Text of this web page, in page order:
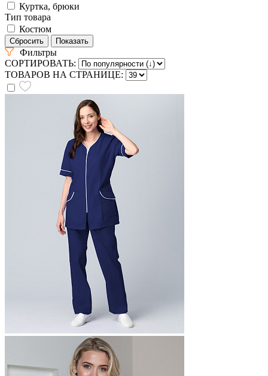
Куртка, брюки
Тип товара
Костюм
Фильтры
СОРТИРОВАТЬ:
ТОВАРОВ НА СТРАНИЦЕ: